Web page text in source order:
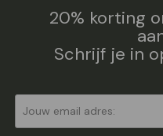
20% korting
Schrijf je in